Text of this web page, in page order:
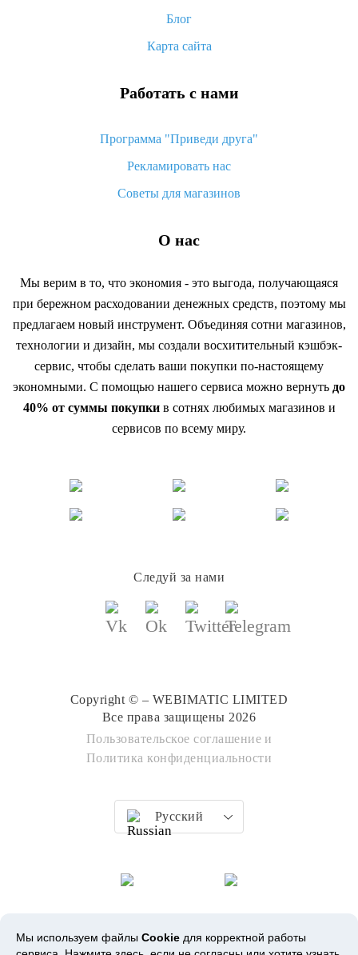
возврата денег
Блог
Карта сайта
Работать с нами
Программа "Приведи друга"
Рекламировать нас
Советы для магазинов
О нас
Мы верим в то, что экономия - это выгода, получающаяся
при бережном расходовании денежных средств, поэтому мы
предлагаем новый инструмент. Объединяя сотни магазинов,
технологии и дизайн, мы создали восхитительный кэшбэк-
сервис, чтобы сделать ваши покупки по-настоящему
экономными. С помощью нашего сервиса можно вернуть до
40% от суммы покупкив сотнях любимых магазинов и
сервисов по всему миру.
Следуй за нами
Copyright © – WEBIMATIC LIMITED
Все права защищены 2026
Пользовательское соглашение и
Политика конфиденциальности
Русский
Мы используем файлы Cookie для корректной работы